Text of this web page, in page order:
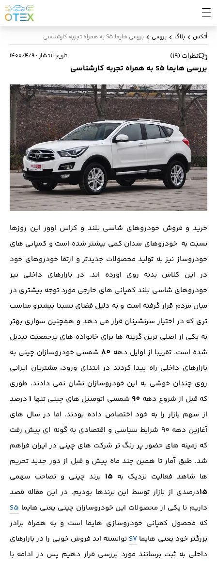
اُتکس بلاگ بررسی بررسی هایما S5 به همراه تجربه کارشناسی
نظرات (
19
) تاریخ انتشار: ۱۴۰۰/۴/۹
بررسی هایما S5 به همراه تجربه کارشناسی
خرید و فروش خودروهای شاسی بلند و کراس اوور این روزها
نسبت به خودروهای سدان کمی بیشتر شده است و کمپانی های
خودروساز نیز به تولید محصولات جدیدتر و ارتقا خودروهای خود
در این کلاس بدنه روی اورده اند. در بازارهای داخلی نیز
خودروهای شاسی بلند کمپانی های خارجی مورد توجه بیشتری در
میان مردم قرار گرفته است و به دلیل فضای نسبتا بیشترو مناسب
تری که در اختیار سرنشینان قرار می دهد و همچنین سواری بهتر
به یکی از اصلی ترین گزینه ها برای خانواده های پرجمعیت تبدیل
شده است. تقریبا از اوایل دهه 80شمسی خودروسازان چینی به
بازارهای داخلی راه پیدا کردند در ابتدای ورود، مشتریان ایرانی
روی چندان خوشی به این خودروسازان نشان نمی دادند، طوری
که قبل از شروع دهه 90 شمسی اتومبیل های چینی تنها 1درصد
از سهم بازار را به خود اختصاص داده بودند. اما در سال های
آغازین دهه 90 شرایط سیاسی و اقتصادی به گونه ای پیش رفت
که زمینه های حضور پر رنگ تر شرکت های چینی در ایران فراهم
شد. طبق آمار تا همین چند ماه پیش و قبل از دور جدید تحریم
ها شاهد فعالیت نزدیک به 15 برند چینی و تصاحب سهمی
15درصدی از بازار توسط این برندها بودیم. در این مقاله قصد
داریم تا یکی از محصولات این خودروسازان چینی یعنی هایما S5
که محصول کمپانی خودروسازی هایما است و به همراه برادر
بزرگتر خود یعنی هایما S7 توانسته اند فروش خوبی را در بازارهای
داخلی به ثبت برسانند مورد بررسی قرار دهیم پس در ادامه با